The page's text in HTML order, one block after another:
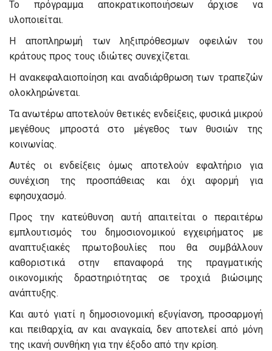
Το πρόγραμμα αποκρατικοποιήσεων άρχισε να
υλοποιείται.
Η αποπληρωμή των ληξιπρόθεσμων οφειλών του
κράτους προς τους ιδιώτες συνεχίζεται.
Η ανακεφαλαιοποίηση και αναδιάρθρωση των τραπεζών
ολοκληρώνεται.
Τα ανωτέρω αποτελούν θετικές ενδείξεις, φυσικά μικρού
μεγέθους μπροστά στο μέγεθος των θυσιών της
κοινωνίας.
Αυτές οι ενδείξεις όμως αποτελούν εφαλτήριο για
συνέχιση της προσπάθειας και όχι αφορμή για
εφησυχασμό.
Προς την κατεύθυνση αυτή απαιτείται ο περαιτέρω
εμπλουτισμός του δημοσιονομικού εγχειρήματος με
αναπτυξιακές πρωτοβουλίες που θα συμβάλλουν
καθοριστικά στην επαναφορά της πραγματικής
οικονομικής δραστηριότητας σε τροχιά βιώσιμης
ανάπτυξης.
Και αυτό γιατί η δημοσιονομική εξυγίανση, προσαρμογή
και πειθαρχία, αν και αναγκαία, δεν αποτελεί από μόνη
της ικανή συνθήκη για την έξοδο από την κρίση.